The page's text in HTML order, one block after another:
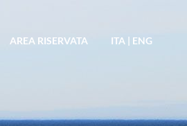
AREA RISERVATA ITA | ENG